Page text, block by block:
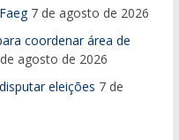
7 de agosto de 2026
coordenar área de
agosto de 2026
eleições 7 de